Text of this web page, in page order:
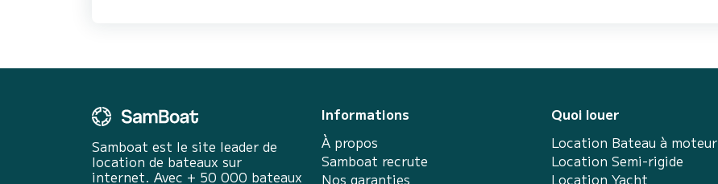
Samboat est le site leader de
location de bateaux sur
internet. Avec + 50 000 bateaux
Informations
À propos
Samboat recrute
Nos garanties
Quoi louer
Location Bateau à moteur
Location Semi-rigide
Location Yacht